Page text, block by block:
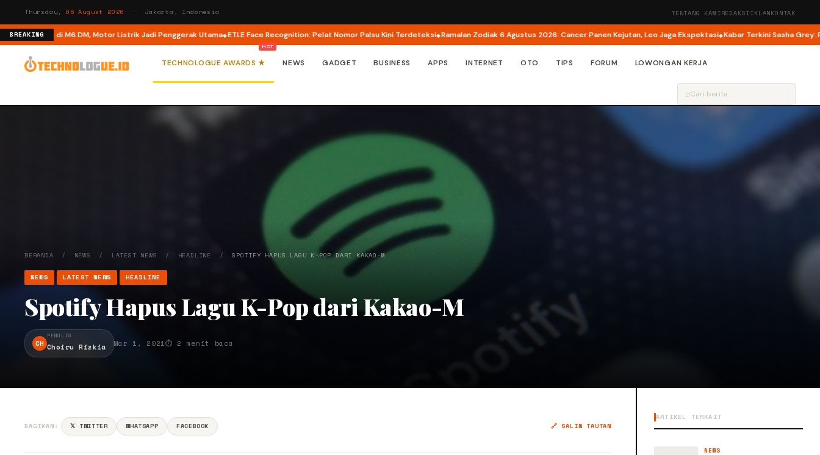
Thursday, 06 August 2026 · Jakarta, Indonesia TENTANG KAMIREDAKSIIKLANKONTAK
BREAKING
Mode di M6 DM, Motor Listrik Jadi Penggerak Utama ETLE Face Recognition: Pelat Nomor Palsu Kini Terdeteksi Ramalan Zodiak 6 Agustus 2026: Cancer Panen Kejutan, Leo Jaga Ekspektasi Kabar Terkini Sasha Grey:
TECHNOLOGUE AWARDS ★ NEWS GADGET BUSINESS APPS INTERNET OTO TIPS FORUM LOWONGAN KERJA
⌕
BERANDA / NEWS / LATEST NEWS / HEADLINE /SPOTIFY HAPUS LAGU K-POP DARI KAKAO-M
NEWS LATEST NEWS HEADLINE
Spotify Hapus Lagu K-Pop dari Kakao-M
CH
PENULIS
Choiru Rizkia Mar 1, 2021⏱ 2 menit baca
BAGIKAN: 𝕏 TWITTER WHATSAPP FACEBOOK 🔗 SALIN TAUTAN
ARTIKEL TERKAIT
NEWS